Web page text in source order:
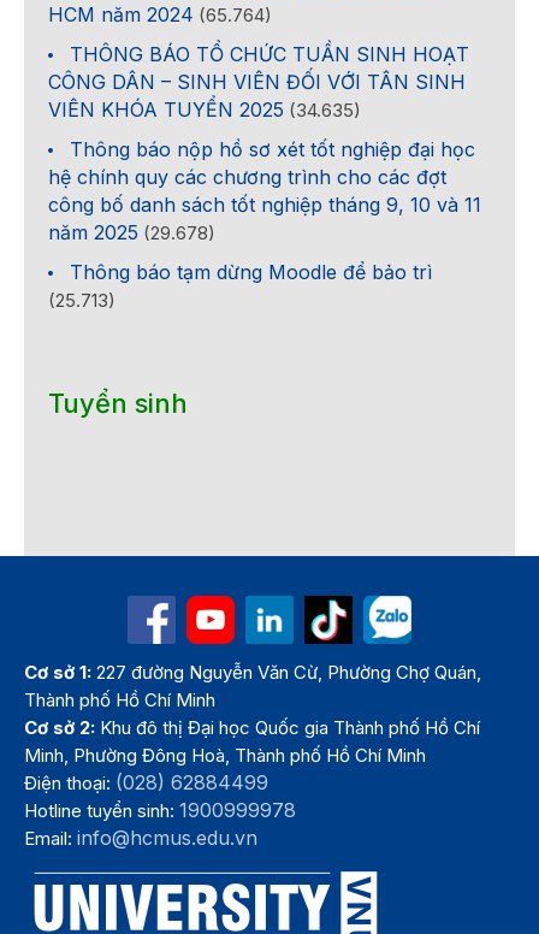
HCM năm 2024 (65.764)
THÔNG BÁO TỔ CHỨC TUẦN SINH HOẠT
CÔNG DÂN – SINH VIÊN ĐỐI VỚI TÂN SINH
VIÊN KHÓA TUYỂN 2025 (34.635)
Thông báo nộp hồ sơ xét tốt nghiệp đại học
hệ chính quy các chương trình cho các đợt
công bố danh sách tốt nghiệp tháng 9, 10 và 11
năm 2025 (29.678)
Thông báo tạm dừng Moodle để bảo trì
(25.713)
Tuyển sinh
Cơ sở 1: 227 đường Nguyễn Văn Cừ, Phường Chợ Quán,
Thành phố Hồ Chí Minh
Cơ sở 2: Khu đô thị Đại học Quốc gia Thành phố Hồ Chí
Minh, Phường Đông Hoà, Thành phố Hồ Chí Minh
Điện thoại: (028) 62884499
Hotline tuyển sinh:1900999978
Email:info@hcmus.edu.vn